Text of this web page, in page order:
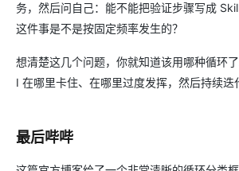
务，然后问自己：能不能把验证步骤写成
这件事是不是按固定频率发生的？
想清楚这几个问题，你就知道该用哪种循环
I 在哪里卡住、在哪里过度发挥，然后持续迭
最后哔哔